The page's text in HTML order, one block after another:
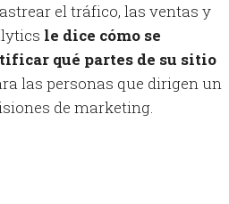
el tráfico, las ventas y
le dice cómo se
qué partes de su sitio
las personas que dirigen un
de marketing.